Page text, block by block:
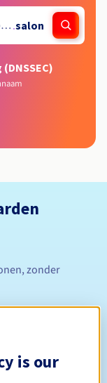
.salon
zonder
is our